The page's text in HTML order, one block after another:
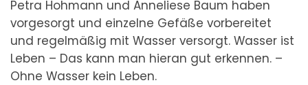
Petra Hohmann und Anneliese Baum haben
vorgesorgt und einzelne Gefäße vorbereitet
und regelmäßig mit Wasser versorgt. Wasser ist
Leben – Das kann man hieran gut erkennen. –
Ohne Wasser kein Leben.